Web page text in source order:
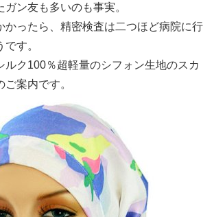
ガン友も多いのも事実。
かったら、精密検査は二つほど病院に行
す。
ルク100％超軽量のシフォン生地のスカ
案内です。